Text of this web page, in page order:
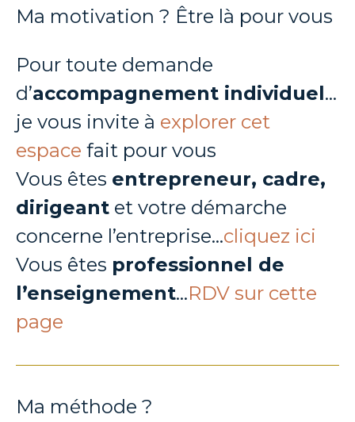
Ma motivation ? Être là pour vous
Pour toute demande
d’accompagnement individuel…
je vous invite à explorer cet
espace fait pour vous
Vous êtes entrepreneur, cadre,
dirigeant et votre démarche
concerne l’entreprise…cliquez ici
Vous êtes professionnel de
l’enseignement…RDV sur cette
page
Ma méthode ?